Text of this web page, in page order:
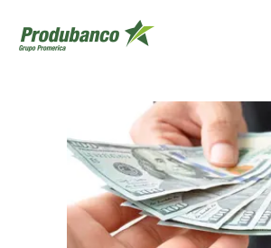
Línea de Crédito